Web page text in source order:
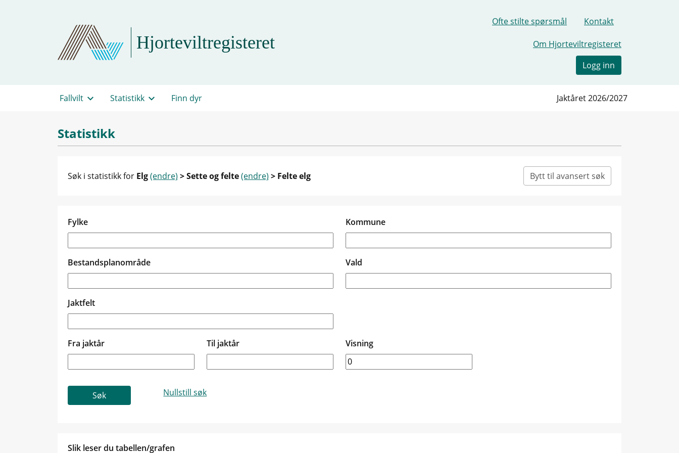
Hjorteviltregisteret
Ofte stilte spørsmål Kontakt
Om Hjorteviltregisteret
Logg inn
Fallvilt Statistikk Finn dyr Jaktåret 2026/2027
Statistikk
Søk i statistikk for Elg(endre) > Sette og felte(endre) > Felte elg Bytt til avansert søk
Fylke Kommune
Bestandsplanområde Vald
Jaktfelt
Fra jaktår Til jaktår Visning
Slik leser du tabellen/grafen